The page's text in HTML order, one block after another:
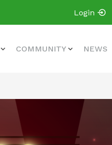
Login
COMMUNITY NEWS